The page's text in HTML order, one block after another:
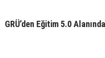
GRÜ’den Eğitim 5.0